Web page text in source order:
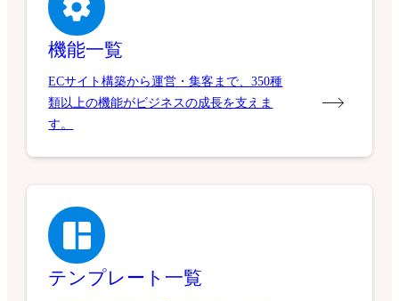
機能一覧
ECサイト構築から運営・集客まで、350種
類以上の機能がビジネスの成長を支えま
す。
テンプレート一覧